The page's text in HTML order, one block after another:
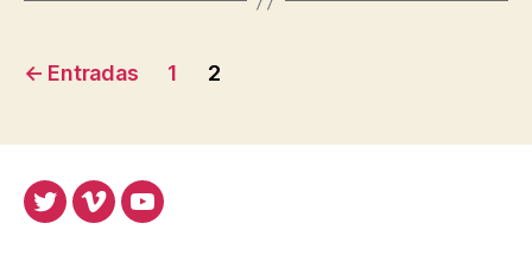
Paginación
entradas
← Entradas 1 2
TwitterVimeoYoutube